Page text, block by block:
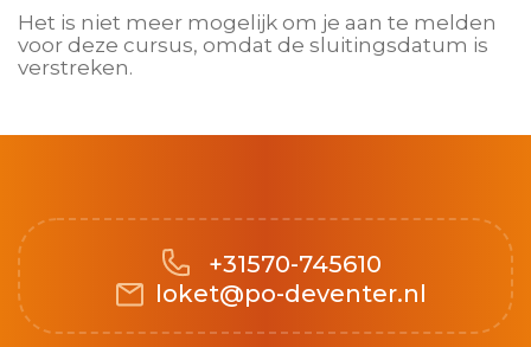
Het is niet meer mogelijk om je aan te melden
voor deze cursus, omdat de sluitingsdatum is
verstreken.
+31570-745610
loket@po-deventer.nl